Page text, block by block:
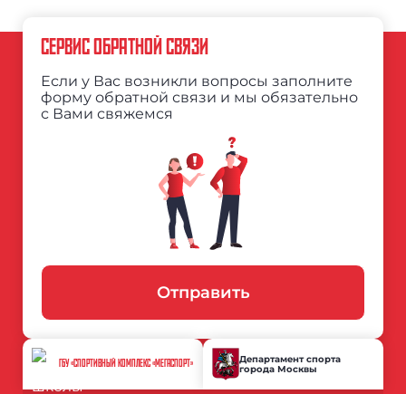
СЕРВИС ОБРАТНОЙ СВЯЗИ
Если у Вас возникли вопросы заполните
форму обратной связи и мы обязательно
с Вами свяжемся
Отправить
ГБУ «СПОРТИВНЫЙ КОМПЛЕКС «МЕГАСПОРТ»
Департамент спорта
города Москвы